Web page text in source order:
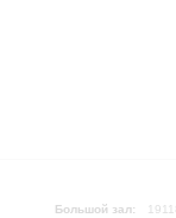
Большой зал: